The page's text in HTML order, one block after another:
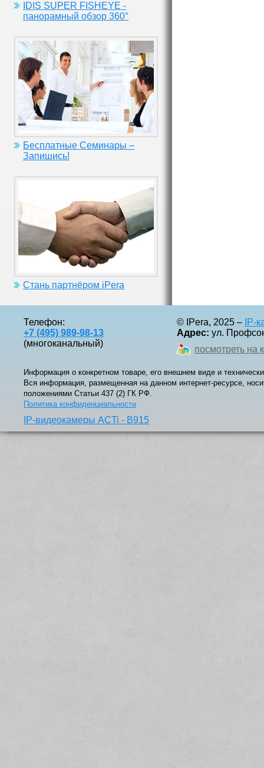
IDIS SUPER FISHEYE -
панорамный обзор 360°
Бесплатные Семинары –
Запишись!
Стань партнёром iPera
Телефон:
+7 (495) 989-98-13
(многоканальный)
© IPera, 2025 – IP-
Адрес: ул.
посмотреть на
Информация о конкретном товаре, его внешнем виде и
Вся информация, размещенная на данном интернет-ресурсе,
положениями Статьи 437 (2) ГК РФ.
Политика конфиденциальности
IP-видеокамеры ACTi - B915